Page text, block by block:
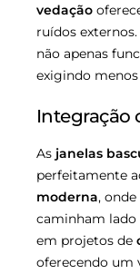
vedação
ruídos
não apenas
exigindo
Integração
As janelas
perfeitamente
moderna,
caminham lado
em projetos de
oferecendo um